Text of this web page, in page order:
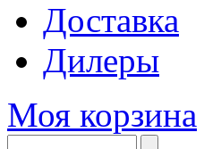
Доставка
Дилеры
Моя корзина